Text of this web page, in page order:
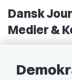
Dansk
Medier &